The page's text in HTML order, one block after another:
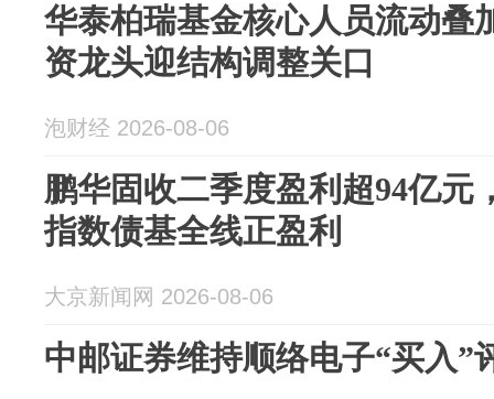
华泰柏瑞基金核心人员流动叠
资龙头迎结构调整关口
泡财经 2026-08-06
鹏华固收二季度盈利超94亿元
指数债基全线正盈利
大京新闻网 2026-08-06
中邮证券维持顺络电子“买入”